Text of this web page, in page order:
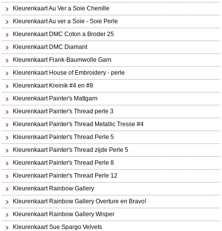
Kleurenkaart Au Ver a Soie Chenille
Kleurenkaart Au ver a Soie - Soie Perle
Kleurenkaart DMC Coton a Broder 25
Kleurenkaart DMC Diamant
Kleurenkaart Frank-Baumwolle Garn
Kleurenkaart House of Embroidery - perle
Kleurenkaart Kreinik #4 en #8
Kleurenkaart Painter's Mattgarn
Kleurenkaart Painter's Thread perle 3
Kleurenkaart Painter's Thread Metallic Tresse #4
Kleurenkaart Painter's Thread Perle 5
Kleurenkaart Painter's Thread zijde Perle 5
Kleurenkaart Painter's Thread Perle 8
Kleurenkaart Painter's Thread Perle 12
Kleurenkaart Rainbow Gallery
Kleurenkaart Rainbow Gallery Overture en Bravo!
Kleurenkaart Rainbow Gallery Wisper
Kleurenkaart Sue Spargo Velvets